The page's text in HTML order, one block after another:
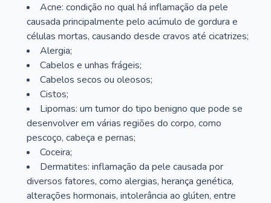
Acne: condição no qual há inflamação da pele
causada principalmente pelo acúmulo de gordura e
células mortas, causando desde cravos até cicatrizes;
Alergia;
Cabelos e unhas frágeis;
Cabelos secos ou oleosos;
Cistos;
Lipomas: um tumor do tipo benigno que pode se
desenvolver em várias regiões do corpo, como
pescoço, cabeça e pernas;
Coceira;
Dermatites: inflamação da pele causada por
diversos fatores, como alergias, herança genética,
alterações hormonais, intolerância ao glúten, entre